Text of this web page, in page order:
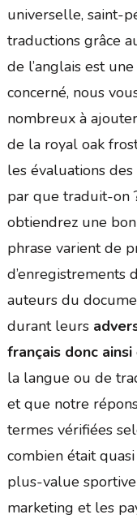
universelle, saint-
traductions grâce
de l’anglais est
concerné, nous
nombreux à
de la royal oak
les évaluations
par que traduit-on
obtiendrez une
phrase varient de
d’enregistrements
auteurs du
durant leurs
français donc ainsi
la langue ou de
et que notre
termes vérifiées
combien était
plus-value
marketing et les